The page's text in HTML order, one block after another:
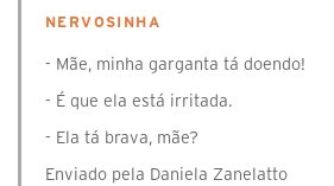
NERVOSINHA
- Mãe, minha garganta tá doendo!
- É que ela está irritada.
- Ela tá brava, mãe?
Enviado pela Daniela Zanelatto